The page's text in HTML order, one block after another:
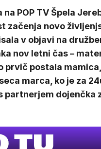
POP TV Špela
začenja novo
v objavi na
nov letni čas –
prvič postala
marca, ko je za
partnerjem dojenčka